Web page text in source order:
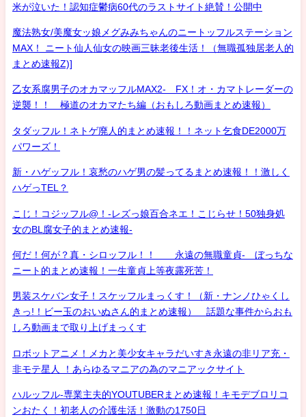
米が泣いた！認知症鬱病60代のラストサイト絶賛！公開中
魔法熟女/美魔女ッ娘メグみみちゃんのニートッフルステーション
MAX！ ニート仙人仙女の映画三昧老後生活！（無職孤独居老人的
まとめ速報Z)]
乙女系腐男子のオカマッフルMAX2- FX！オ・カマトレーダーの
逆襲！！ 極道のオカマたち編（おもしろ動画まとめ速報）
タダッフル！ネトゲ廃人的まとめ速報！！ネット乞食DE2000万
パワーズ！
新・ハゲッフル！哀愁のハゲ男の髪ってるまとめ速報！！激しく
ハゲっTEL？
こじ！コジッフル@！-レズっ娘百合ネエ！こじらせ！50独身処
女のBL腐女子的まとめ速報-
何だ！何が？真・シロッフル！！ 永遠の無職童貞- ぼっちな
ニート的まとめ速報！一生童貞上等夜露死苦！
男装スケバン女子！スケッフルまっくす！（新・ナンノひゃくし
きっ!！ビー玉のおいぬさん的まとめ速報） 話題な事件からおも
しろ動画まで取り上げまっくす
ロボットアニメ！メカと美少女キャラだいすき永遠の非リア充・
非モテ星人 ！あらゆるマニアの為のマニアックサイト
ハルッフル-専業主夫的YOUTUBERまとめ速報！キモデブロリコ
ンおたく！初老人の介護生活！激動の1750日